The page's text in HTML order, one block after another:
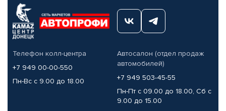
Телефон колл-центра
+7 949 00-00-550
Пн-Вс с 9.00 до 18.00
Автосалон (отдел продаж
автомобилей)
+7 949 503-45-55
Пн-Пт с 09.00 до 18.00, Сб с
9.00 до 15.00